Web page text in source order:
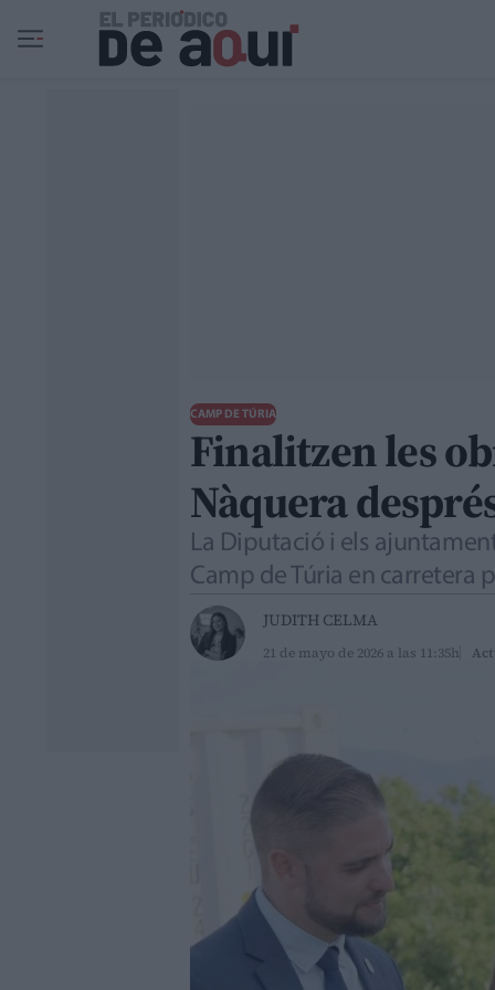
Ir al contenido principal
CAMP DE TÚRIA
Finalitzen les
Nàquera
La Diputació i els
Camp de Túria en carretera
JUDITH CELMA
21 de mayo de 2026 a las 11:35h